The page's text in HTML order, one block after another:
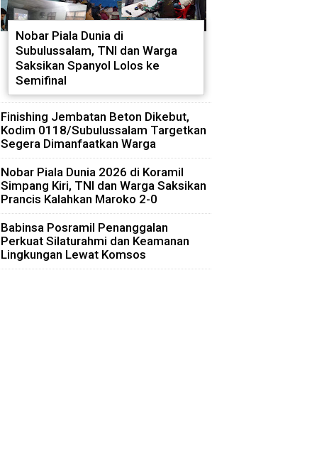
Nobar Piala Dunia di
Subulussalam, TNI dan Warga
Saksikan Spanyol Lolos ke
Semifinal
Finishing Jembatan Beton Dikebut,
Kodim 0118/Subulussalam Targetkan
Segera Dimanfaatkan Warga
Nobar Piala Dunia 2026 di Koramil
Simpang Kiri, TNI dan Warga Saksikan
Prancis Kalahkan Maroko 2-0
Babinsa Posramil Penanggalan
Perkuat Silaturahmi dan Keamanan
Lingkungan Lewat Komsos